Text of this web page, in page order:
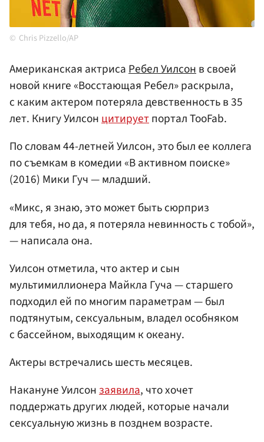
Chris Pizzello/AP
Американская актрисаРебел Уилсонв своей
новой книге «Восстающая Ребел» раскрыла,
с каким актером потеряла девственность в 35
лет. Книгу Уилсонцитируетпортал TooFab.
По словам 44-летней Уилсон, это был ее коллега
по съемкам в комедии «В активном поиске»
(2016) Мики Гуч — младший.
«Микс, я знаю, это может быть сюрприз
для тебя, но да, я потеряла невинность с тобой»,
— написала она.
Уилсон отметила, что актер и сын
мультимиллионера Майкла Гуча — старшего
подходил ей по многим параметрам — был
подтянутым, сексуальным, владел особняком
с бассейном, выходящим к океану.
Актеры встречались шесть месяцев.
Накануне Уилсонзаявила, что хочет
поддержать других людей, которые начали
сексуальную жизнь в позднем возрасте.